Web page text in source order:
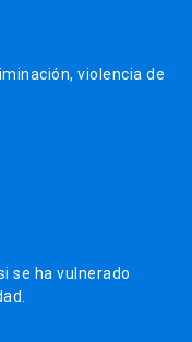
violencia de
se ha vulnerado